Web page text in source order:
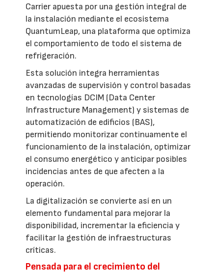
Carrier apuesta por una gestión integral de
la instalación mediante el ecosistema
QuantumLeap, una plataforma que optimiza
el comportamiento de todo el sistema de
refrigeración.
Esta solución integra herramientas
avanzadas de supervisión y control basadas
en tecnologías DCIM (Data Center
Infrastructure Management) y sistemas de
automatización de edificios (BAS),
permitiendo monitorizar continuamente el
funcionamiento de la instalación, optimizar
el consumo energético y anticipar posibles
incidencias antes de que afecten a la
operación.
La digitalización se convierte así en un
elemento fundamental para mejorar la
disponibilidad, incrementar la eficiencia y
facilitar la gestión de infraestructuras
críticas.
Pensada para el crecimiento del